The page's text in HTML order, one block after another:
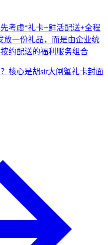
考虑“礼卡+鲜活配送+全程
放一份礼品，而是由企业统
约配送的福利服务组合